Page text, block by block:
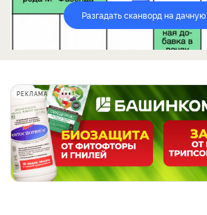
Разгадать сканворд на
РЕКЛАМА